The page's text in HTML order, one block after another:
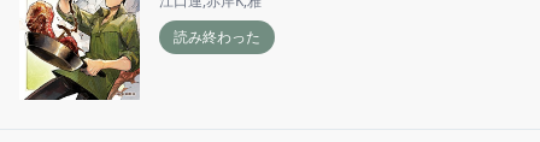
読み終わった